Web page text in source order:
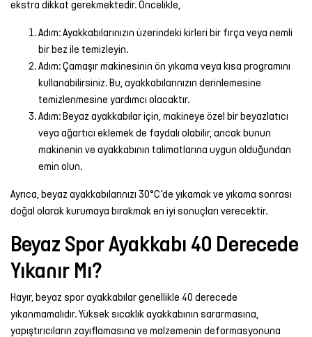
ekstra dikkat gerekmektedir. Öncelikle,
Adım: Ayakkabılarınızın üzerindeki kirleri bir fırça veya nemli
bir bez ile temizleyin.
Adım: Çamaşır makinesinin ön yıkama veya kısa programını
kullanabilirsiniz. Bu, ayakkabılarınızın derinlemesine
temizlenmesine yardımcı olacaktır.
Adım: Beyaz ayakkabılar için, makineye özel bir beyazlatıcı
veya ağartıcı eklemek de faydalı olabilir, ancak bunun
makinenin ve ayakkabının talimatlarına uygun olduğundan
emin olun.
Ayrıca, beyaz ayakkabılarınızı 30°C’de yıkamak ve yıkama sonrası
doğal olarak kurumaya bırakmak en iyi sonuçları verecektir.
Beyaz Spor Ayakkabı 40 Derecede
Yıkanır Mı?
Hayır, beyaz spor ayakkabılar genellikle 40 derecede
yıkanmamalıdır. Yüksek sıcaklık ayakkabının sararmasına,
yapıştırıcıların zayıflamasına ve malzemenin deformasyonuna